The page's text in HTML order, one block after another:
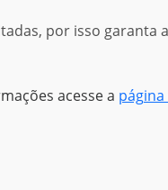
por isso garanta
acesse a